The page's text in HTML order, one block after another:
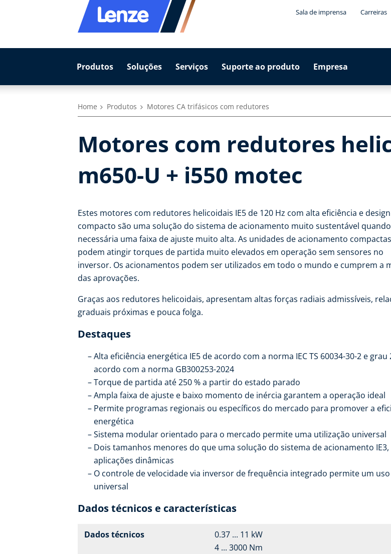
Sala de imprensa Carreiras
Produtos Soluções Serviços Suporte ao produto Empresa
Home Produtos Motores CA trifásicos com redutores
Motores com redutores
m650-U + i550 motec
Estes motores com redutores helicoidais IE5 de 120 Hz com alta eficiência e design
compacto são uma solução do sistema de acionamento muito sustentável
necessária uma faixa de ajuste muito alta. As unidades de acionamento compactas
podem atingir torques de partida muito elevados em operação sem sensores no
inversor. Os acionamentos podem ser utilizados em todo o mundo e cumprem a
das aprovações.
Graças aos redutores helicoidais, apresentam altas forças radiais admissíveis,
graduais próximas e pouca folga.
Destaques
Alta eficiência energética IE5 de acordo com a norma IEC TS 60034-30-2 e grau
acordo com a norma GB300253-2024
Torque de partida até 250 % a partir do estado parado
Ampla faixa de ajuste e baixo momento de inércia garantem a operação ideal
Permite programas regionais ou específicos do mercado para promover a
energética
Sistema modular orientado para o mercado permite uma utilização universal
Dois tamanhos menores do que uma solução do sistema de acionamento IE3,
aplicações dinâmicas
O controle de velocidade via inversor de frequência integrado permite um uso
universal
Dados técnicos e características
Dados técnicos
0.37 ... 11 kW
4 ... 3000 Nm